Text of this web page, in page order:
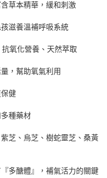
草本精華，緩和刺激
滋養溫補呼吸系統
氧化營養、天然萃取
，幫助氧氣利用
健
種藥材
芝、烏芝、樹蛇靈芝、桑黃
多醣體』，補氣活力的關鍵